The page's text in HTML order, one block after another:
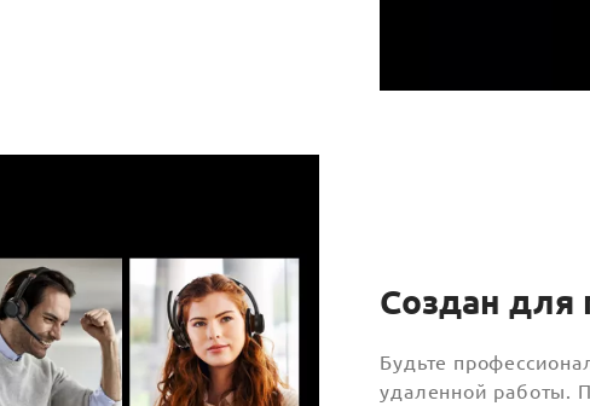
Создан для
Будьте
удаленной работы.